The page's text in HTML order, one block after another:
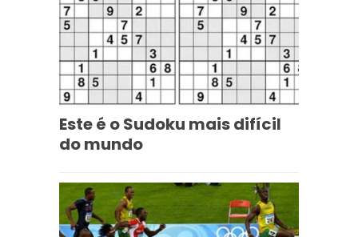
Este é o Sudoku mais difícil
do mundo